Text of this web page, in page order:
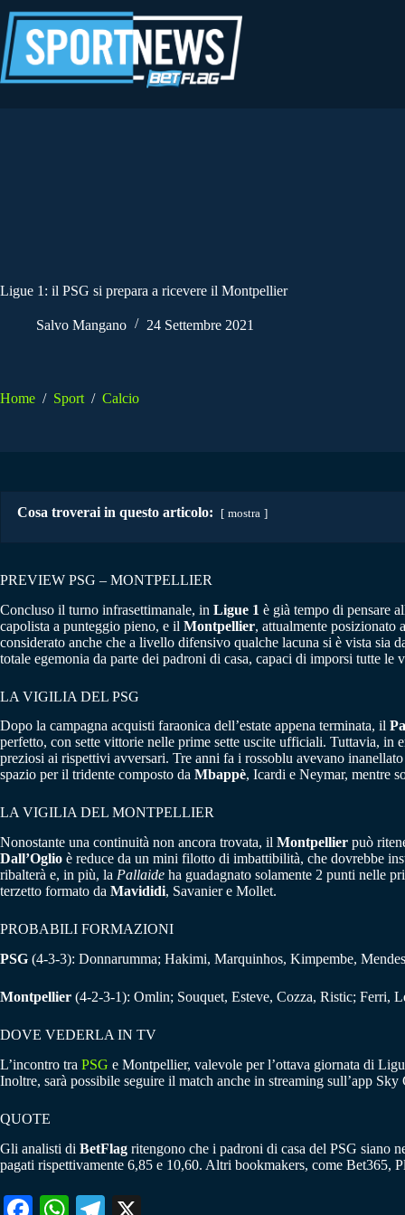
al
contenuto
Ligue 1: il PSG si prepara a ricevere il Montpellier
Salvo Mangano 24 Settembre 2021
Home / Sport / Calcio
Cosa troverai in questo articolo: mostra
PREVIEW PSG – MONTPELLIER
Concluso il turno infrasettimanale, in Ligue 1 è già tempo di pensare
capolista a punteggio pieno, e il Montpellier, attualmente posizionato
considerato anche che a livello difensivo qualche lacuna si è vista sia
totale egemonia da parte dei padroni di casa, capaci di imporsi tutte
LA VIGILIA DEL PSG
Dopo la campagna acquisti faraonica dell’estate appena terminata, il
perfetto, con sette vittorie nelle prime sette uscite ufficiali. Tuttavia, in
preziosi ai rispettivi avversari. Tre anni fa i rossoblu avevano
spazio per il tridente composto da Mbappè, Icardi e Neymar, mentre
LA VIGILIA DEL MONTPELLIER
Nonostante una continuità non ancora trovata, il Montpellier può
Dall’Oglio è reduce da un mini filotto di imbattibilità, che dovrebbe
ribalterà e, in più, la Pallaide ha guadagnato solamente 2 punti nelle
terzetto formato da Mavididi, Savanier e Mollet.
PROBABILI FORMAZIONI
PSG (4-3-3): Donnarumma; Hakimi, Marquinhos, Kimpembe,
Montpellier (4-2-3-1): Omlin; Souquet, Esteve, Cozza, Ristic;
DOVE VEDERLA IN TV
L’incontro tra PSG e Montpellier, valevole per l’ottava giornata di
Inoltre, sarà possibile seguire il match anche in streaming sull’app
QUOTE
Gli analisti di BetFlag ritengono che i padroni di casa del PSG siano
pagati rispettivamente 6,85 e 10,60. Altri bookmakers, come Bet365,